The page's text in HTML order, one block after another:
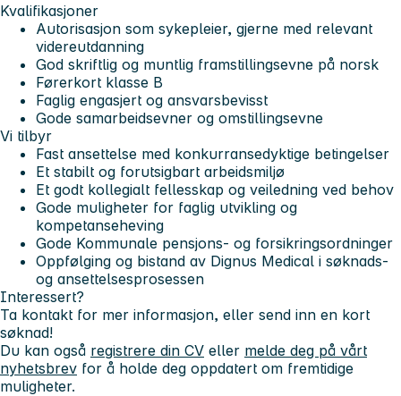
Kvalifikasjoner
Autorisasjon som sykepleier, gjerne med relevant
videreutdanning
God skriftlig og muntlig framstillingsevne på norsk
Førerkort klasse B
Faglig engasjert og ansvarsbevisst
Gode samarbeidsevner og omstillingsevne
Vi tilbyr
Fast ansettelse med konkurransedyktige betingelser
Et stabilt og forutsigbart arbeidsmiljø
Et godt kollegialt fellesskap og veiledning ved behov
Gode muligheter for faglig utvikling og
kompetanseheving
Gode Kommunale pensjons- og forsikringsordninger
Oppfølging og bistand av Dignus Medical i søknads-
og ansettelsesprosessen
Interessert?
Ta kontakt for mer informasjon, eller send inn en kort
søknad!
Du kan også registrere din CV eller melde deg på vårt
nyhetsbrev for å holde deg oppdatert om fremtidige
muligheter.